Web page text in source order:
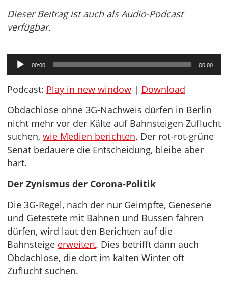
Dieser Beitrag ist auch als Audio-Podcast
verfügbar.
Audio-
Player
00:00 00:00
Podcast: Play in new window | Download
Obdachlose ohne 3G-Nachweis dürfen in Berlin
nicht mehr vor der Kälte auf Bahnsteigen Zuflucht
suchen, wie Medien berichten. Der rot-rot-grüne
Senat bedauere die Entscheidung, bleibe aber
hart.
Der Zynismus der Corona-Politik
Die 3G-Regel, nach der nur Geimpfte, Genesene
und Getestete mit Bahnen und Bussen fahren
dürfen, wird laut den Berichten auf die
Bahnsteige erweitert. Dies betrifft dann auch
Obdachlose, die dort im kalten Winter oft
Zuflucht suchen.